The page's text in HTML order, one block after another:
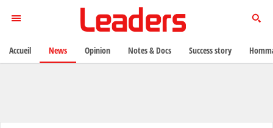
Accueil News Opinion Notes & Docs Success story